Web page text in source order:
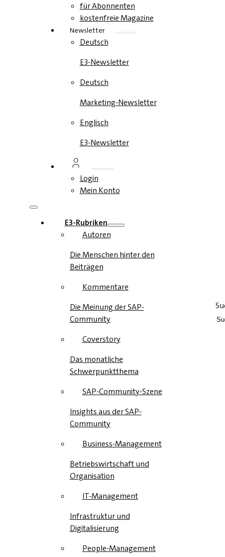
für Abonnenten
kostenfreie Magazine
Newsletter
Deutsch
E3-Newsletter
Deutsch
Marketing-Newsletter
Englisch
E3-Newsletter
Login
Mein Konto
E3-Rubriken
Autoren
Die Menschen hinter den
Beiträgen
Kommentare
Die Meinung der SAP-
Community
Coverstory
Das monatliche
Schwerpunktthema
SAP-Community-Szene
Insights aus der SAP-
Community
Business-Management
Betriebswirtschaft und
Organisation
IT-Management
Infrastruktur und
Digitalisierung
People-Management